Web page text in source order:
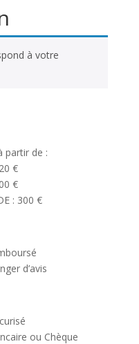
à votre
partir de :
€
€
: 300 €
d’avis
ou Chèque